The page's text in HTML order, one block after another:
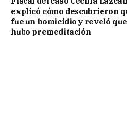
explicó cómo descubrieron
fue un homicidio y reveló que
hubo premeditación